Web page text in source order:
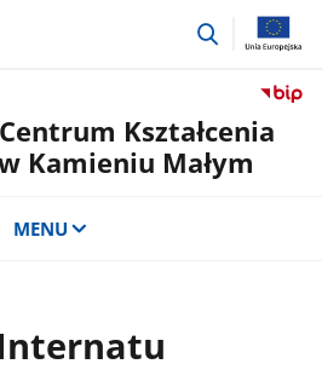
przejdź
Kształcenia
Kamieniu Małym
MENU